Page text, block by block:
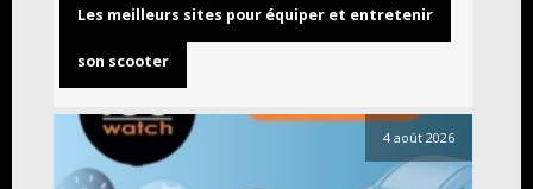
Les meilleurs sites pour équiper et entretenir
son scooter
4 août 2026